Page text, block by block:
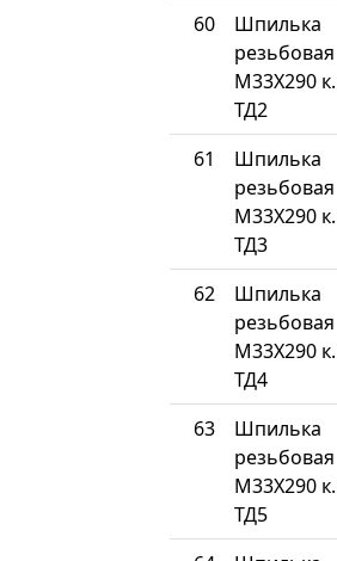
60
Шпилька
резьбовая
М33Х290
ТД2
61
Шпилька
резьбовая
М33Х290
ТД3
62
Шпилька
резьбовая
М33Х290
ТД4
63
Шпилька
резьбовая
М33Х290
ТД5